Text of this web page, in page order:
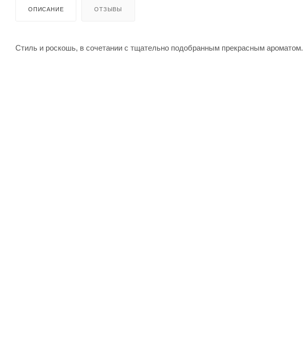
ОПИСАНИЕ ОТЗЫВЫ
Стиль и роскошь, в сочетании с тщательно подобранным прекрасным ароматом.